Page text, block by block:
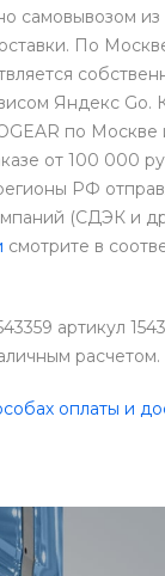
самовывозом
По
Яндекс Go.
по Москве
от 100 000
РФ
(СДЭК и
смотрите в
артикул
расчетом.
оплаты и